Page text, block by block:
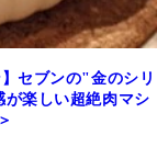
セブンの"金のシリ
楽しい超絶肉マシ